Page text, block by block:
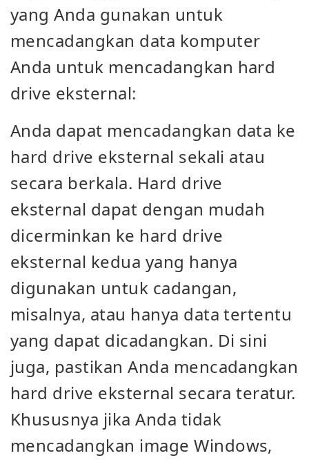
yang Anda gunakan untuk
mencadangkan data komputer
Anda untuk mencadangkan hard
drive eksternal:
Anda dapat mencadangkan data ke
hard drive eksternal sekali atau
secara berkala. Hard drive
eksternal dapat dengan mudah
dicerminkan ke hard drive
eksternal kedua yang hanya
digunakan untuk cadangan,
misalnya, atau hanya data tertentu
yang dapat dicadangkan. Di sini
juga, pastikan Anda mencadangkan
hard drive eksternal secara teratur.
Khususnya jika Anda tidak
mencadangkan image Windows,